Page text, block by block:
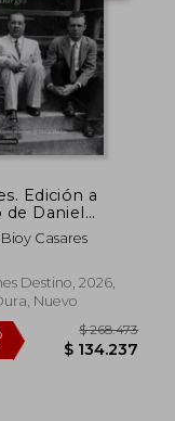
40% $
Edición a
de Daniel
Casares
Destino, 2026,
Nuevo